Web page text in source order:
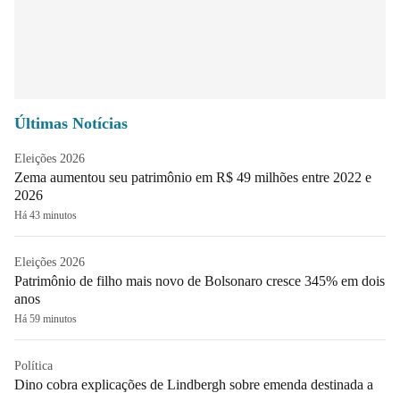
Últimas Notícias
Eleições 2026
Zema aumentou seu patrimônio em R$ 49 milhões entre 2022 e
2026
Há 43 minutos
Eleições 2026
Patrimônio de filho mais novo de Bolsonaro cresce 345% em dois
anos
Há 59 minutos
Política
Dino cobra explicações de Lindbergh sobre emenda destinada a